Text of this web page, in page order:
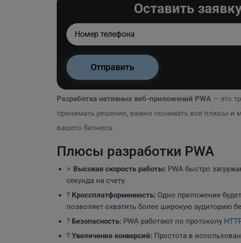
Оставить
Разработка нативных веб-приложений PWA — это
принимать решение, важно понимать все плюсы и
вашего бизнеса.
Плюсы разработки PWA
⚡ Высокая скорость работы: PWA быстро
секунда на счету.
? Кроссплатформенность: Одно приложение
позволяет охватить более широкую аудиторию
? Безопасность: PWA работают по протоколу
? Увеличение конверсий: Простота в